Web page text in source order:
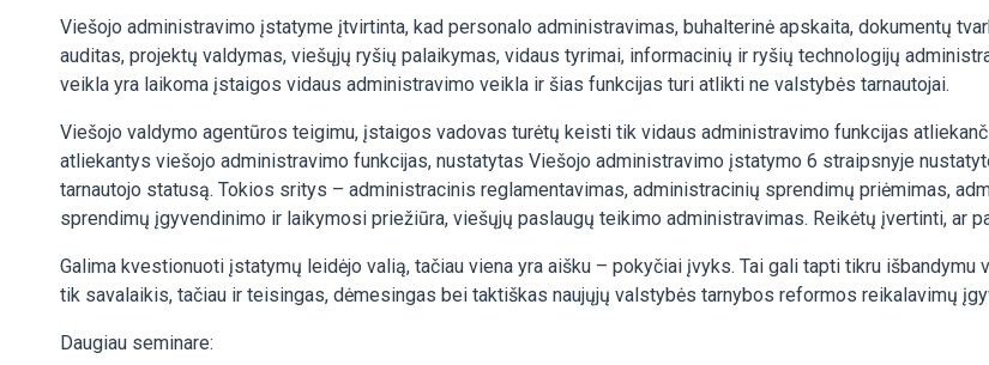
Viešojo administravimo įstatyme įtvirtinta, kad personalo administravimas, buhalterinė apskaita, dokumentų
auditas, projektų valdymas, viešųjų ryšių palaikymas, vidaus tyrimai, informacinių ir ryšių technologijų
veikla yra laikoma įstaigos vidaus administravimo veikla ir šias funkcijas turi atlikti ne valstybės tarnautojai.
Viešojo valdymo agentūros teigimu, įstaigos vadovas turėtų keisti tik vidaus administravimo funkcijas
atliekantys viešojo administravimo funkcijas, nustatytas Viešojo administravimo įstatymo 6 straipsnyje
tarnautojo statusą. Tokios sritys – administracinis reglamentavimas, administracinių sprendimų priėmimas,
sprendimų įgyvendinimo ir laikymosi priežiūra, viešųjų paslaugų teikimo administravimas. Reikėtų įvertinti, ar
Galima kvestionuoti įstatymų leidėjo valią, tačiau viena yra aišku – pokyčiai įvyks. Tai gali tapti tikru
tik savalaikis, tačiau ir teisingas, dėmesingas bei taktiškas naujųjų valstybės tarnybos reformos reikalavimų
Daugiau seminare: